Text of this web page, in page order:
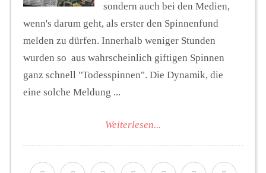
Seminare
Unterstützen
sondern auch bei den Medien,
wenn's darum geht, als erster den Spinnenfund
melden zu dürfen. Innerhalb weniger Stunden
wurden so aus wahrscheinlich giftigen Spinnen
ganz schnell "Todesspinnen". Die Dynamik, die
eine solche Meldung ...
Weiterlesen...